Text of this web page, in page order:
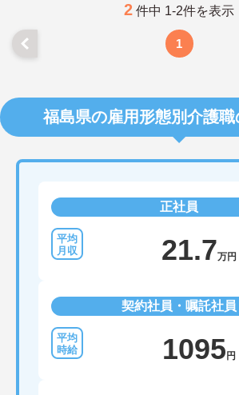
2 件中 1-2件を表示
1
福島県の雇用形態別介護
正社員
21.7万円
契約社員・嘱託社員
1095 円